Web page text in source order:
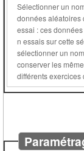
Sélectionner un
données aléatoires
essai : ces données ne varieront qu'en cas de bonne réponse ou après
n essais sur cette série. Pour une série d'exercices dont
sélectionner un nombre n
conserver les